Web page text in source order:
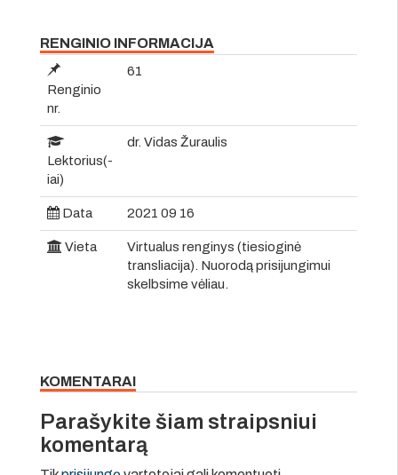
RENGINIO INFORMACIJA
Renginio
nr.
61
Lektorius(-
iai)
dr. Vidas Žuraulis
Data 2021 09 16
Vieta
Virtualus renginys (tiesioginė
transliacija). Nuorodą prisijungimui
skelbsime vėliau.
KOMENTARAI
Parašykite šiam straipsniui
komentarą